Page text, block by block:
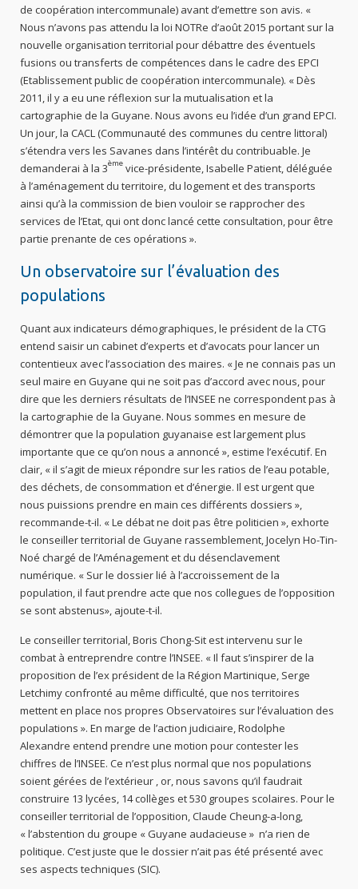
de coopération intercommunale) avant d’emettre son avis. «
Nous n’avons pas attendu la loi NOTRe d’août 2015 portant sur la
nouvelle organisation territorial pour débattre des éventuels
fusions ou transferts de compétences dans le cadre des EPCI
(Etablissement public de coopération intercommunale). « Dès
2011, il y a eu une réflexion sur la mutualisation et la
cartographie de la Guyane. Nous avons eu l’idée d’un grand EPCI.
Un jour, la CACL (Communauté des communes du centre littoral)
s’étendra vers les Savanes dans l’intérêt du contribuable. Je
demanderai à la 3ème vice-présidente, Isabelle Patient, déléguée
à l’aménagement du territoire, du logement et des transports
ainsi qu’à la commission de bien vouloir se rapprocher des
services de l’Etat, qui ont donc lancé cette consultation, pour être
partie prenante de ces opérations ».
Un observatoire sur l’évaluation des
populations
Quant aux indicateurs démographiques, le président de la CTG
entend saisir un cabinet d’experts et d’avocats pour lancer un
contentieux avec l’association des maires. « Je ne connais pas un
seul maire en Guyane qui ne soit pas d’accord avec nous, pour
dire que les derniers résultats de l’INSEE ne correspondent pas à
la cartographie de la Guyane. Nous sommes en mesure de
démontrer que la population guyanaise est largement plus
importante que ce qu’on nous a annoncé », estime l’exécutif. En
clair, « il s’agit de mieux répondre sur les ratios de l’eau potable,
des déchets, de consommation et d’énergie. Il est urgent que
nous puissions prendre en main ces différents dossiers »,
recommande-t-il. « Le débat ne doit pas être politicien », exhorte
le conseiller territorial de Guyane rassemblement, Jocelyn Ho-Tin-
Noé chargé de l’Aménagement et du désenclavement
numérique. « Sur le dossier lié à l’accroissement de la
population, il faut prendre acte que nos collegues de l’opposition
se sont abstenus», ajoute-t-il.
Le conseiller territorial, Boris Chong-Sit est intervenu sur le
combat à entreprendre contre l’INSEE. « Il faut s’inspirer de la
proposition de l’ex président de la Région Martinique, Serge
Letchimy confronté au même difficulté, que nos territoires
mettent en place nos propres Observatoires sur l’évaluation des
populations ». En marge de l’action judiciaire, Rodolphe
Alexandre entend prendre une motion pour contester les
chiffres de l’INSEE. Ce n’est plus normal que nos populations
soient gérées de l’extérieur , or, nous savons qu’il faudrait
construire 13 lycées, 14 collèges et 530 groupes scolaires. Pour le
conseiller territorial de l’opposition, Claude Cheung-a-long,
« l’abstention du groupe « Guyane audacieuse » n’a rien de
politique. C’est juste que le dossier n’ait pas été présenté avec
ses aspects techniques (SIC).